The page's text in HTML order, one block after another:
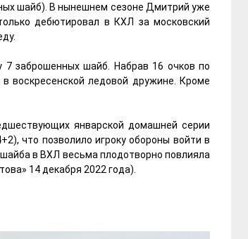
шайб). В нынешнем сезоне Дмитрий уже
дебютировал в КХЛ за московский
заброшенных шайб. Набрав 16 очков по
воскресенской ледовой дружине. Кроме
январской домашней серии
что позволило игроку обороны войти в
в ВХЛ весьма плодотворно повлияла
14 декабря 2022 года).